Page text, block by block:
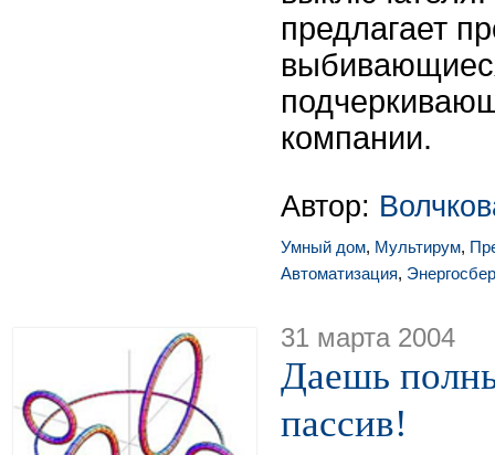
предлагает
компании.
Автор:
Умный дом, Мультирум,
Автоматизация,
31 марта 2004
Даешь
пассив!